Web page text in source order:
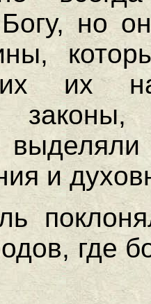
но
их
законы,
и
где